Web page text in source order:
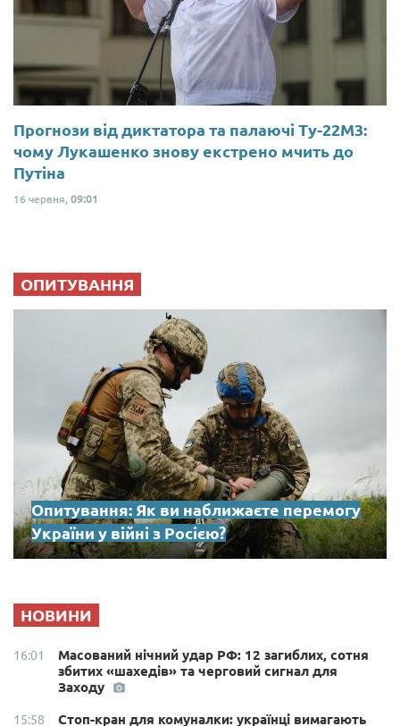
Прогнози від диктатора та палаючі Ту-22М3:
чому Лукашенко знову екстрено мчить до
Путіна
16 червня, 09:01
ОПИТУВАННЯ
Опитування: Як ви наближаєте перемогу
України у війні з Росією?
НОВИНИ
16:01
Масований нічний удар РФ: 12 загиблих, сотня
збитих «шахедів» та черговий сигнал для
Заходу
15:58 Стоп-кран для комуналки: українці вимагають